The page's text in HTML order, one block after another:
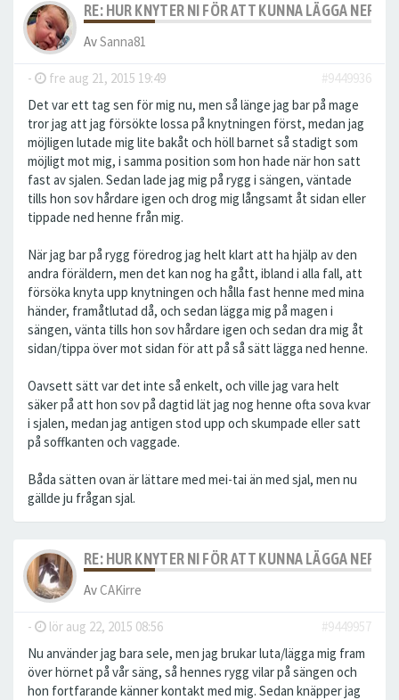
RE: HUR KNYTER NI FÖR ATT KUNNA LÄGGA NER
AvSanna81
- fre aug 21, 2015 19:49
#9449936
Det var ett tag sen för mig nu, men så länge jag bar på mage
tror jag att jag försökte lossa på knytningen först, medan jag
möjligen lutade mig lite bakåt och höll barnet så stadigt som
möjligt mot mig, i samma position som hon hade när hon satt
fast av sjalen. Sedan lade jag mig på rygg i sängen, väntade
tills hon sov hårdare igen och drog mig långsamt åt sidan eller
tippade ned henne från mig.
När jag bar på rygg föredrog jag helt klart att ha hjälp av den
andra föräldern, men det kan nog ha gått, ibland i alla fall, att
försöka knyta upp knytningen och hålla fast henne med mina
händer, framåtlutad då, och sedan lägga mig på magen i
sängen, vänta tills hon sov hårdare igen och sedan dra mig åt
sidan/tippa över mot sidan för att på så sätt lägga ned henne.
Oavsett sätt var det inte så enkelt, och ville jag vara helt
säker på att hon sov på dagtid lät jag nog henne ofta sova kvar
i sjalen, medan jag antigen stod upp och skumpade eller satt
på soffkanten och vaggade.
Båda sätten ovan är lättare med mei-tai än med sjal, men nu
gällde ju frågan sjal.
RE: HUR KNYTER NI FÖR ATT KUNNA LÄGGA NER
AvCAKirre
- lör aug 22, 2015 08:56
#9449957
Nu använder jag bara sele, men jag brukar luta/lägga mig fram
över hörnet på vår säng, så hennes rygg vilar på sängen och
hon fortfarande känner kontakt med mig. Sedan knäpper jag